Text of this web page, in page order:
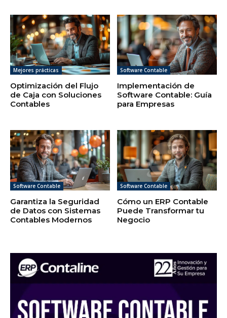
Mejores prácticas
Optimización del Flujo
de Caja con Soluciones
Contables
Software Contable
Implementación de
Software Contable: Guía
para Empresas
Software Contable
Garantiza la Seguridad
de Datos con Sistemas
Contables Modernos
Software Contable
Cómo un ERP Contable
Puede Transformar tu
Negocio